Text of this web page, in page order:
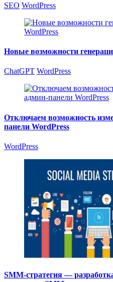
SEO WordPress
Новые возможности
ChatGPT WordPress
Отключаем возможность
панели WordPress
WordPress
SMM-стратегия —